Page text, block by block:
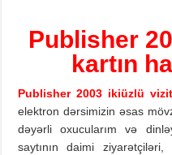
Publisher
kartın
Publisher 2003 ikiüzlü vizit
elektron dərsimizin əsas
dəyərli oxucularım və
saytının daimi